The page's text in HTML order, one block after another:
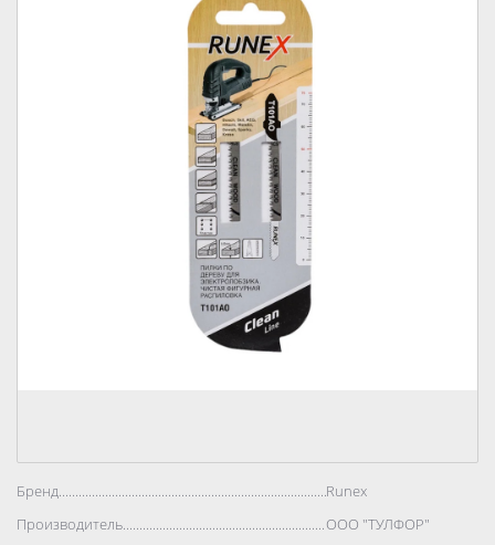
Бренд..................................................................................Runex
Производитель..................................................................................
ООО "ТУЛФОР"